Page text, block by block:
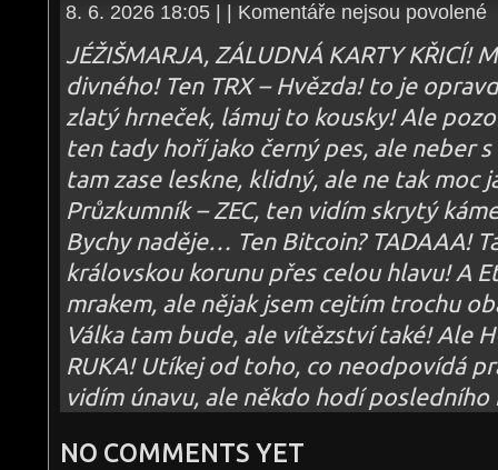
8. 6. 2026 18:05 | | Komentáře nejsou povolené
o
a
JÉŽIŠMARJA, ZÁLUDNÁ KARTY
divného! Ten TRX – Hvězda! to je
zlatý hrneček, lámuj to kousky! Ale
ten tady hoří jako černý pes, ale neber s
tam zase leskne, klidný, ale ne tak moc
Průzkumník – ZEC, ten vidím skrytý
Bychy naděje… Ten Bitcoin? TADAAA!
královskou korunu přes celou hlavu! A
mrakem, ale nějak jsem cejtím trochu
Válka tam bude, ale vítězství také! Ale
RUKA! Utíkej od toho, co neodpovídá
vidím únavu, ale někdo hodí
NO COMMENTS YET